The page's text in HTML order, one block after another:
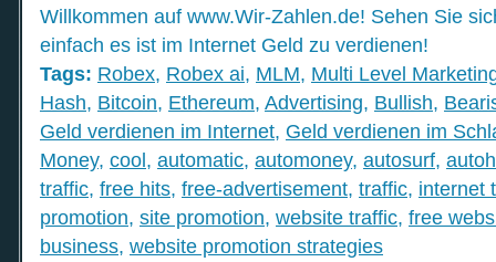
Willkommen auf www.Wir-Zahlen.de! Sehen Sie
einfach es ist im Internet Geld zu verdienen!
Tags: Robex, Robex ai, MLM, Multi Level
Hash, Bitcoin, Ethereum, Advertising, Bullish,
Geld verdienen im Internet, Geld verdienen im
Money, cool, automatic, automoney, autosurf,
traffic, free hits, free-advertisement, traffic, internet
promotion, site promotion, website traffic, free
business, website promotion strategies